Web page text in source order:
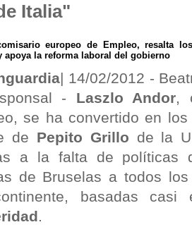
Italia"
europeo de Empleo, resalta
apoya la reforma laboral del gobierno
| 14/02/2012 -
- Laszlo Andor,
se ha convertido en
de Pepito Grillo de la
a la falta de políticas
de Bruselas a todos
basadas casi
.